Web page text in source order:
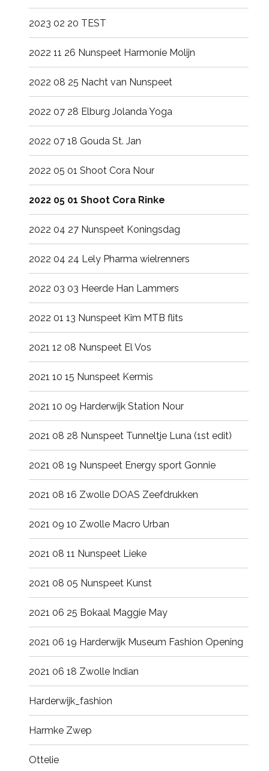
2023 02 20 TEST
2022 11 26 Nunspeet Harmonie Molijn
2022 08 25 Nacht van Nunspeet
2022 07 28 Elburg Jolanda Yoga
2022 07 18 Gouda St. Jan
2022 05 01 Shoot Cora Nour
2022 05 01 Shoot Cora Rinke
2022 04 27 Nunspeet Koningsdag
2022 04 24 Lely Pharma wielrenners
2022 03 03 Heerde Han Lammers
2022 01 13 Nunspeet Kim MTB flits
2021 12 08 Nunspeet El Vos
2021 10 15 Nunspeet Kermis
2021 10 09 Harderwijk Station Nour
2021 08 28 Nunspeet Tunneltje Luna (1st edit)
2021 08 19 Nunspeet Energy sport Gonnie
2021 08 16 Zwolle DOAS Zeefdrukken
2021 09 10 Zwolle Macro Urban
2021 08 11 Nunspeet Lieke
2021 08 05 Nunspeet Kunst
2021 06 25 Bokaal Maggie May
2021 06 19 Harderwijk Museum Fashion Opening
2021 06 18 Zwolle Indian
Harderwijk_fashion
Harmke Zwep
Ottelie